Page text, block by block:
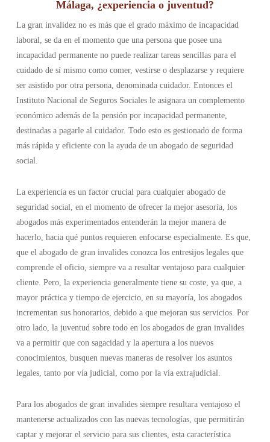
Málaga, ¿experiencia o juventud?
La gran invalidez no es más que el grado máximo de incapacidad
laboral, se da en el momento que una persona que posee una
incapacidad permanente no puede realizar tareas sencillas para el
cuidado de sí mismo como comer, vestirse o desplazarse y requiere
ser asistido por otra persona, denominada cuidador. Entonces el
Instituto Nacional de Seguros Sociales le asignara un complemento
económico además de la pensión por incapacidad permanente,
destinadas a pagarle al cuidador. Todo esto es gestionado de forma
más rápida y eficiente con la ayuda de un abogado de seguridad
social.
La experiencia es un factor crucial para cualquier abogado de
seguridad social, en el momento de ofrecer la mejor asesoría, los
abogados más experimentados entenderán la mejor manera de
hacerlo, hacia qué puntos requieren enfocarse especialmente. Es que,
que el abogado de gran invalides conozca los entresijos legales que
comprende el oficio, siempre va a resultar ventajoso para cualquier
cliente. Pero, la experiencia generalmente tiene su coste, ya que, a
mayor práctica y tiempo de ejercicio, en su mayoría, los abogados
incrementan sus honorarios, debido a que mejoran sus servicios. Por
otro lado, la juventud sobre todo en los abogados de gran invalides
va a permitir que con sagacidad y la apertura a los nuevos
conocimientos, busquen nuevas maneras de resolver los asuntos
legales, tanto por vía judicial, como por la vía extrajudicial.
Para los abogados de gran invalides siempre resultara ventajoso el
mantenerse actualizados con las nuevas tecnologías, que permitirán
captar y mejorar el servicio para sus clientes, esta característica